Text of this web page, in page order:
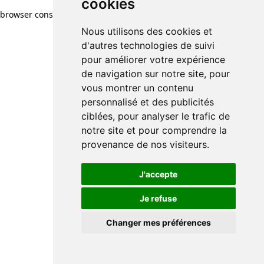
cookies
Nous utilisons des cookies et
d'autres technologies de suivi
pour améliorer votre expérience
de navigation sur notre site, pour
vous montrer un contenu
personnalisé et des publicités
ciblées, pour analyser le trafic de
notre site et pour comprendre la
provenance de nos visiteurs.
J'accepte
Je refuse
Changer mes préférences
browser console for more information)